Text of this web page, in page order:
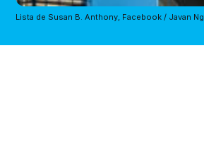
Lista de Susan B. Anthony, Facebook / Javan Ng